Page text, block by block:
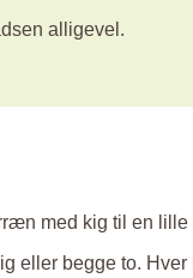
alligevel.
med kig til en
eller begge to.